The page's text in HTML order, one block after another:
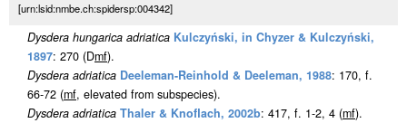
[urn:lsid:nmbe.ch:spidersp:004342]
Dysdera hungarica adriatica Kulczyński, in Chyzer & Kulczyński,
1897: 270 (Dmf).
Dysdera adriatica Deeleman-Reinhold & Deeleman, 1988: 170, f.
66-72 (mf, elevated from subspecies).
Dysdera adriatica Thaler & Knoflach, 2002b: 417, f. 1-2, 4 (mf).